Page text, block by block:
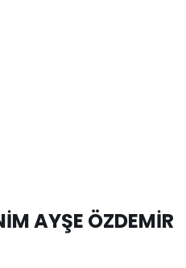
AYŞE ÖZDEMİR